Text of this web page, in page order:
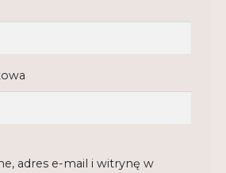
adres e-mail i witrynę w